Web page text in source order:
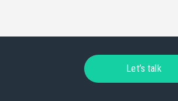
Let’s talk